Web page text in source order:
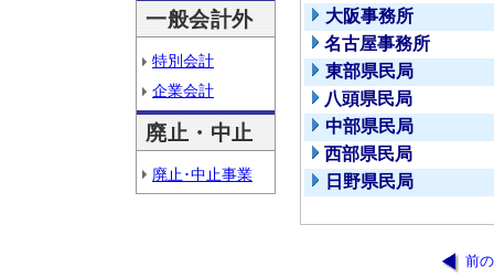
一般会計外
特別会計
企業会計
廃止・中止
廃止･中止事業
大阪事務所
名古屋事務所
東部県民局
八頭県民局
中部県民局
西部県民局
日野県民局
前